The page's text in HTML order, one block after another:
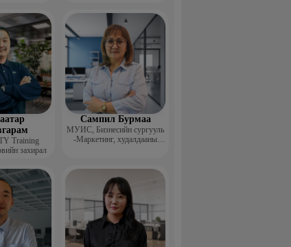
Training
захирал
Сампил Бурмаа
МУИС, Бизнесийн сургууль
-Маркетинг, худалдааны